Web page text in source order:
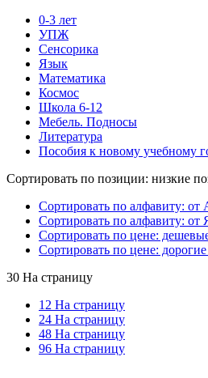
0-3 лет
УПЖ
Сенсорика
Язык
Математика
Космос
Школа 6-12
Мебель. Подносы
Литература
Пособия к новому учебному
Сортировать по позиции: низкие
Сортировать по алфавиту: от
Сортировать по алфавиту: от
Сортировать по цене:
Сортировать по цене:
30 На страницу
12 На страницу
24 На страницу
48 На страницу
96 На страницу